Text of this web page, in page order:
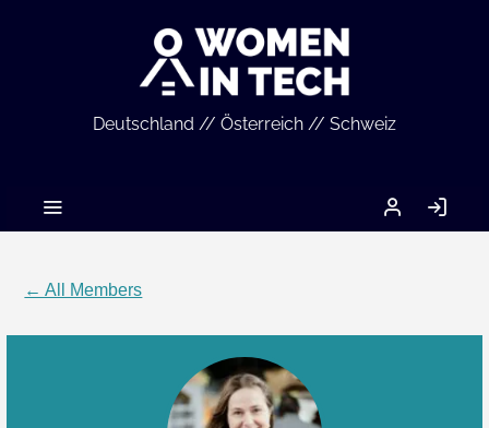
Deutschland // Österreich // Schweiz
MEIN
ACCOUNT
IN
← All Members